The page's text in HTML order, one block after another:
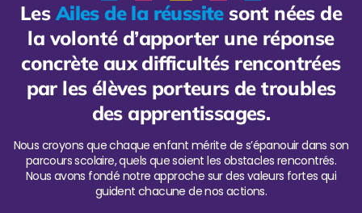
LesAiles de la réussitesont nées de
la volonté d’apporter une réponse
concrète aux difficultés rencontrées
par les élèves porteurs de troubles
des apprentissages.
Nous croyons que chaque enfant mérite de s’épanouir dans son
parcours scolaire, quels que soient les obstacles rencontrés.
Nous avons fondé notre approche sur des valeurs fortes qui
guident chacune de nos actions.